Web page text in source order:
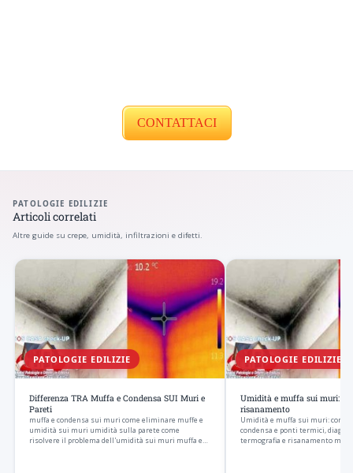
CONTATTACI
PATOLOGIE EDILIZIE
Articoli correlati
Altre guide su crepe, umidità, infiltrazioni e difetti.
PATOLOGIE EDILIZIE
Differenza TRA Muffa e Condensa SUI Muri e
Pareti
muffa e condensa sui muri come eliminare muffe e
umidità sui muri umidità sulla parete come
risolvere il problema dell'umidità sui muri muffa e…
PATOLOGIE EDILIZIE
Umidità e muffa sui muri:
risanamento
Umidità e muffa sui muri: come
condensa e ponti termici,
termografia e risanamento